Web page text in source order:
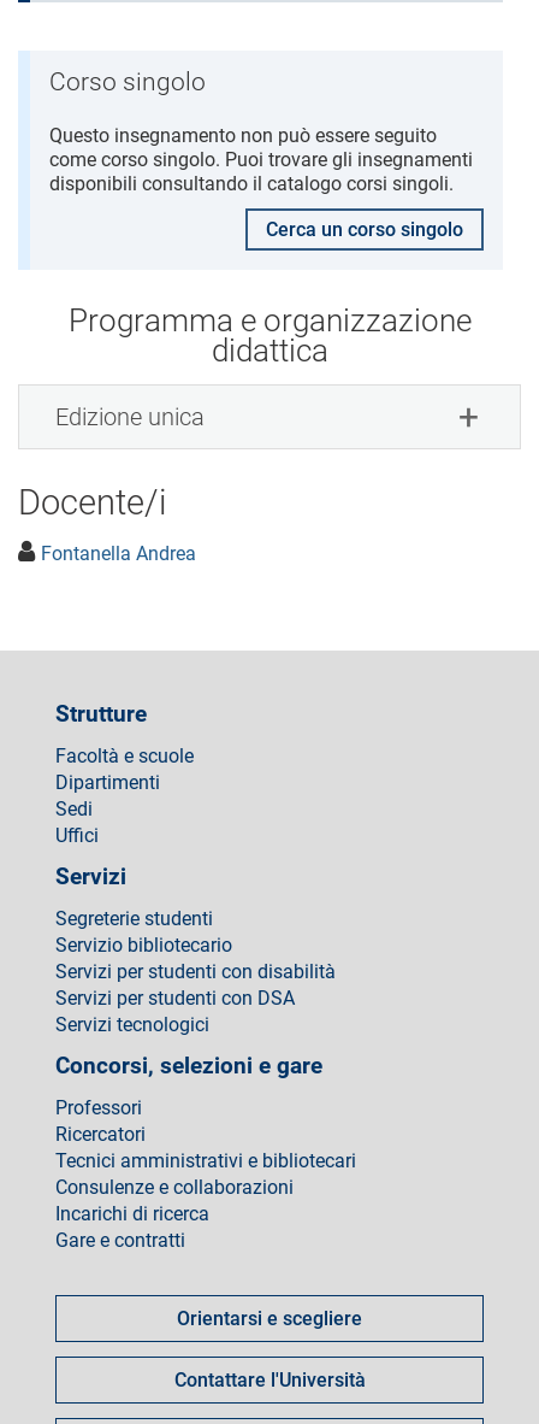
Corso singolo
Questo insegnamento non può essere seguito
come corso singolo. Puoi trovare gli insegnamenti
disponibili consultando il catalogo corsi singoli.
Cerca un corso singolo
Programma e organizzazione
didattica
Edizione unica
Docente/i
Fontanella Andrea
Strutture
Facoltà e scuole
Dipartimenti
Sedi
Uffici
Servizi
Segreterie studenti
Servizio bibliotecario
Servizi per studenti con disabilità
Servizi per studenti con DSA
Servizi tecnologici
Concorsi, selezioni e gare
Professori
Ricercatori
Tecnici amministrativi e bibliotecari
Consulenze e collaborazioni
Incarichi di ricerca
Gare e contratti
fare
Orientarsi e scegliere
Contattare l'Università